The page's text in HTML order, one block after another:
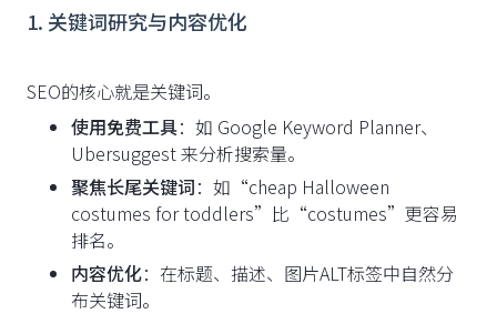
1. 关键词研究与内容优化
SEO的核心就是关键词。
使用免费工具：如 Google Keyword Planner、
Ubersuggest 来分析搜索量。
聚焦长尾关键词：如“cheap Halloween
costumes for toddlers”比“costumes”更容易
排名。
内容优化：在标题、描述、图片ALT标签中自然分
布关键词。